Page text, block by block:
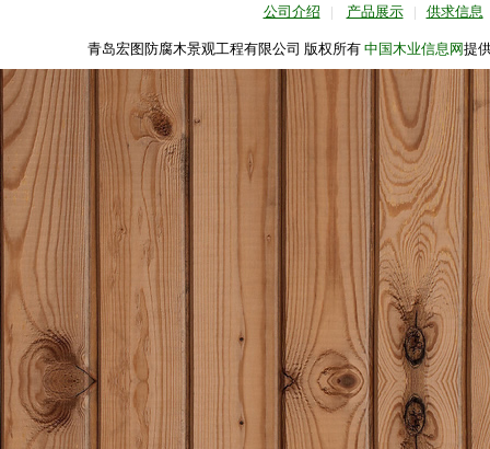
公司介绍 | 产品展示 | 供求信息
青岛宏图防腐木景观工程有限公司 版权所有 中国木业信息网提